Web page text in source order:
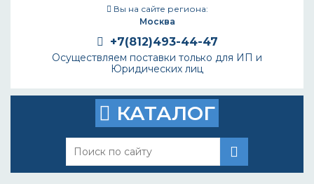
Вы на сайте региона:
Москва
+7(812)493-44-47
Осуществляем поставки только для ИП и
Юридических лиц
КАТАЛОГ